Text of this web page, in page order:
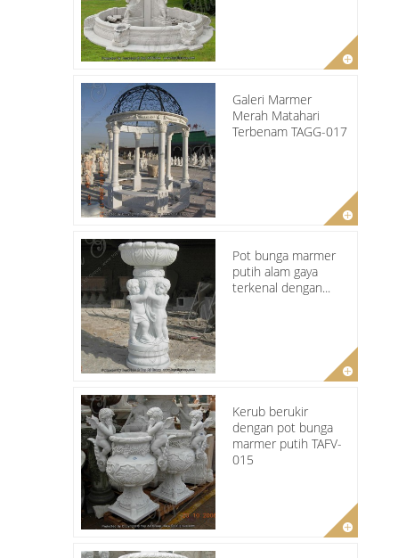
Galeri Marmer
Merah Matahari
Terbenam TAGG-017
Pot bunga marmer
putih alam gaya
terkenal dengan...
Kerub berukir
dengan pot bunga
marmer putih TAFV-
015